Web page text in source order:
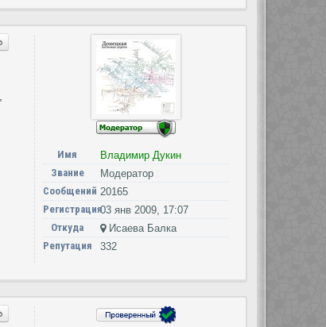
Имя
Владимир Дукин
Звание
Модератор
Сообщений 20165
Регистрация03 янв 2009, 17:07
Откуда
Исаева Балка
Репутация
332